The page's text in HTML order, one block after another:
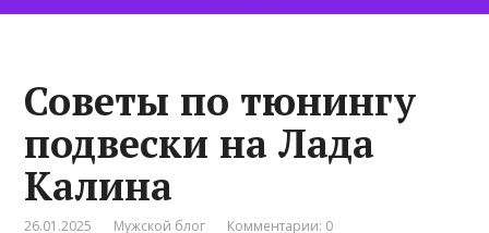
Советы по тюнингу
подвески на Лада
Калина
26.01.2025 Мужской блог Комментарии: 0